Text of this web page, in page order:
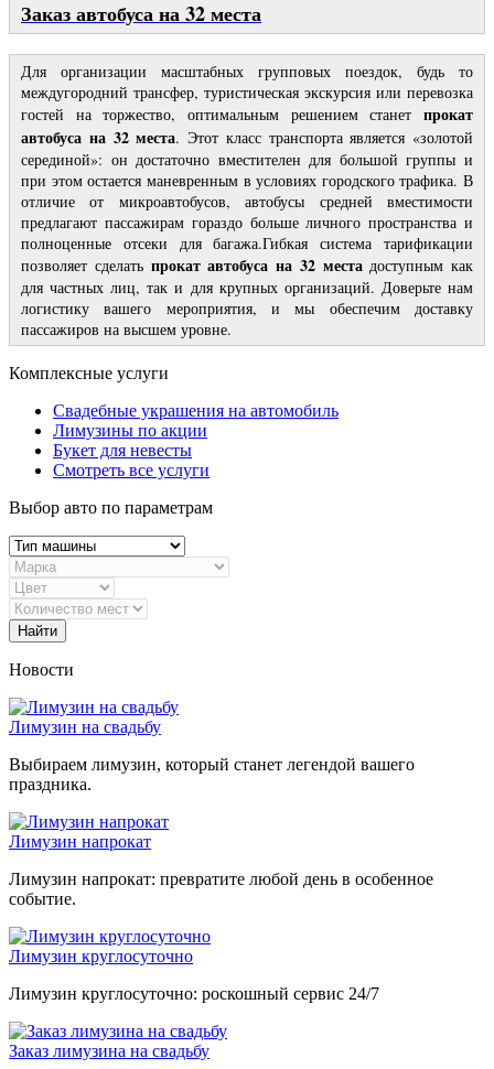
Заказ автобуса на 32 места
Для организации масштабных групповых поездок, будь то
междугородний трансфер, туристическая экскурсия или перевозка
гостей на торжество, оптимальным решением станет прокат
автобуса на 32 места. Этот класс транспорта является «золотой
серединой»: он достаточно вместителен для большой группы и
при этом остается маневренным в условиях городского трафика. В
отличие от микроавтобусов, автобусы средней вместимости
предлагают пассажирам гораздо больше личного пространства и
полноценные отсеки для багажа.Гибкая система тарификации
позволяет сделать прокат автобуса на 32 местадоступным как
для частных лиц, так и для крупных организаций. Доверьте нам
логистику вашего мероприятия, и мы обеспечим доставку
пассажиров на высшем уровне.
Комплексные услуги
Свадебные украшения на автомобиль
Лимузины по акции
Букет для невесты
Смотреть все услуги
Выбор авто по параметрам
Найти
Новости
Лимузин на свадьбу
Выбираем лимузин, который станет легендой вашего
праздника.
Лимузин напрокат
Лимузин напрокат: превратите любой день в особенное
событие.
Лимузин круглосуточно
Лимузин круглосуточно: роскошный сервис 24/7
Заказ лимузина на свадьбу